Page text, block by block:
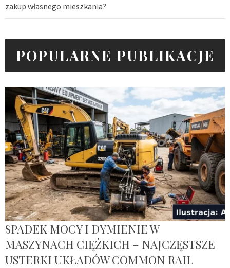
zakup własnego mieszkania?
POPULARNE PUBLIKACJE
SPADEK MOCY I DYMIENIE W
MASZYNACH CIĘŻKICH – NAJCZĘSTSZE
USTERKI UKŁADÓW COMMON RAIL